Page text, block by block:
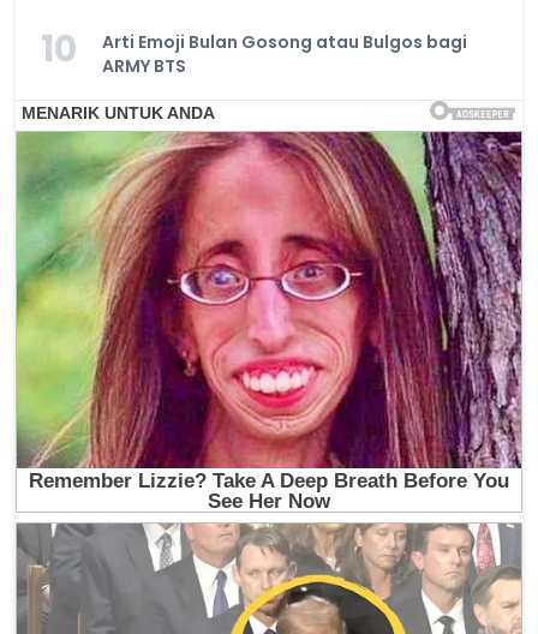
10
Arti Emoji Bulan Gosong atau Bulgos bagi
ARMY BTS